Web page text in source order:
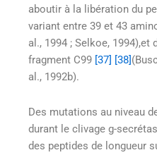
aboutir à la libération du
variant entre 39 et 43
al., 1994 ; Selkoe, 1994),et
fragment C99 [37] [38]
al., 1992b).
Des mutations au niveau
durant le clivage g-
des peptides de longueur